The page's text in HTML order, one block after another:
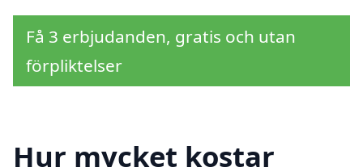
Få 3 erbjudanden, gratis och utan
förpliktelser
Hur mycket kostar